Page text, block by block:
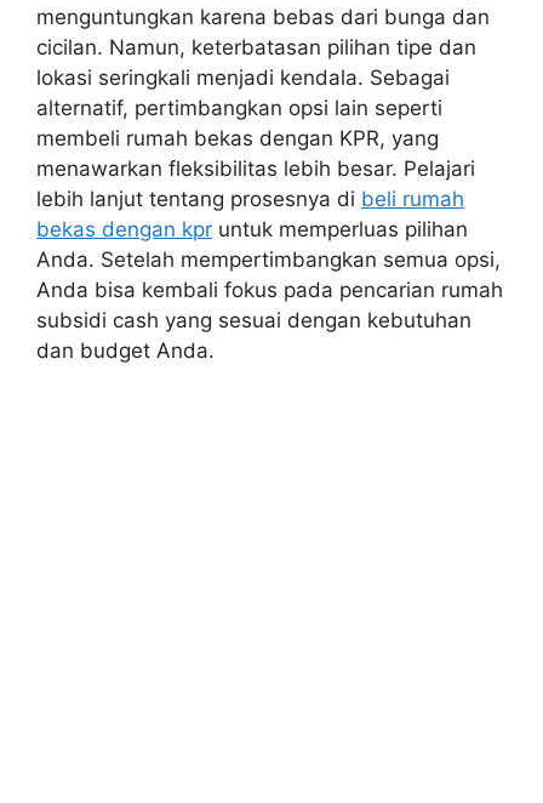
menguntungkan karena bebas dari bunga dan
cicilan. Namun, keterbatasan pilihan tipe dan
lokasi seringkali menjadi kendala. Sebagai
alternatif, pertimbangkan opsi lain seperti
membeli rumah bekas dengan KPR, yang
menawarkan fleksibilitas lebih besar. Pelajari
lebih lanjut tentang prosesnya di beli rumah
bekas dengan kpr untuk memperluas pilihan
Anda. Setelah mempertimbangkan semua opsi,
Anda bisa kembali fokus pada pencarian rumah
subsidi cash yang sesuai dengan kebutuhan
dan budget Anda.